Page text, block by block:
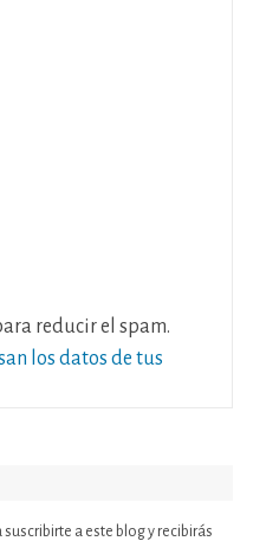
reducir el spam.
los datos de tus
a este blog y recibirás